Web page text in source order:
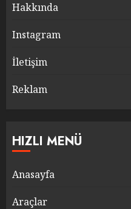
Hakkında
Instagram
İletişim
Reklam
HIZLI MENÜ
Anasayfa
Araçlar